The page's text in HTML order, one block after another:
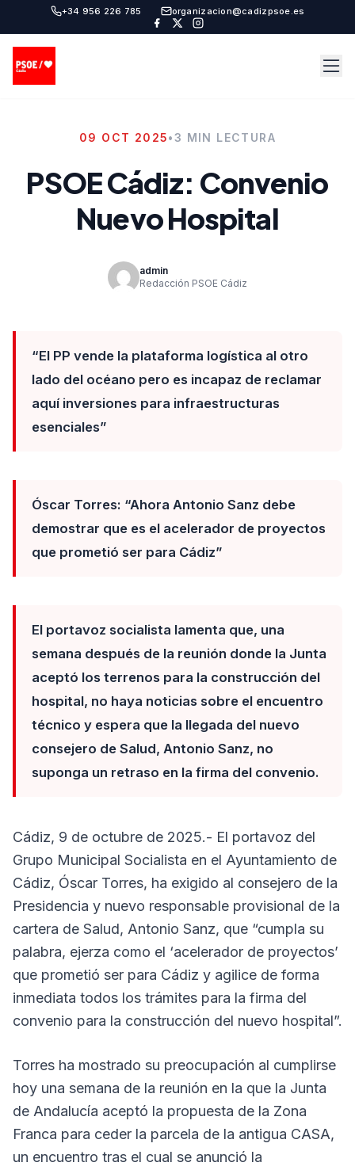
+34 956 226 785 organizacion@cadizpsoe.es
09 OCT 2025•3 MIN LECTURA
PSOE Cádiz: Convenio
Nuevo Hospital
admin
Redacción PSOE Cádiz
“El PP vende la plataforma logística al otro
lado del océano pero es incapaz de reclamar
aquí inversiones para infraestructuras
esenciales”
Óscar Torres: “Ahora Antonio Sanz debe
demostrar que es el acelerador de proyectos
que prometió ser para Cádiz”
El portavoz socialista lamenta que, una
semana después de la reunión donde la Junta
aceptó los terrenos para la construcción del
hospital, no haya noticias sobre el encuentro
técnico y espera que la llegada del nuevo
consejero de Salud, Antonio Sanz, no
suponga un retraso en la firma del convenio.
Cádiz, 9 de octubre de 2025.- El portavoz del
Grupo Municipal Socialista en el Ayuntamiento de
Cádiz, Óscar Torres, ha exigido al consejero de la
Presidencia y nuevo responsable provisional de la
cartera de Salud, Antonio Sanz, que “cumpla su
palabra, ejerza como el ‘acelerador de proyectos’
que prometió ser para Cádiz y agilice de forma
inmediata todos los trámites para la firma del
convenio para la construcción del nuevo hospital”.
Torres ha mostrado su preocupación al cumplirse
hoy una semana de la reunión en la que la Junta
de Andalucía aceptó la propuesta de la Zona
Franca para ceder la parcela de la antigua CASA,
un encuentro tras el cual se anunció la